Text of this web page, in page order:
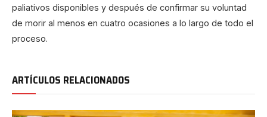
paliativos disponibles y después de confirmar su voluntad
de morir al menos en cuatro ocasiones a lo largo de todo el
proceso.
ARTÍCULOS RELACIONADOS